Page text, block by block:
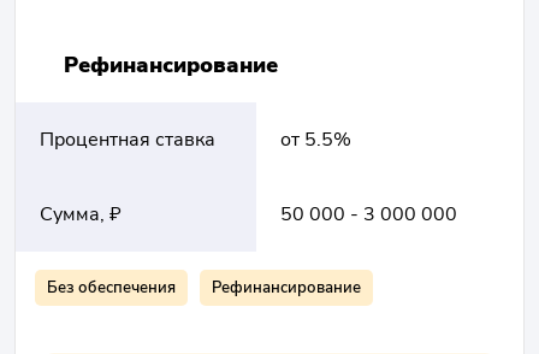
Рефинансирование
Процентная ставка от 5.5%
Сумма, ₽ 50 000 - 3 000 000
Без обеспечения Рефинансирование